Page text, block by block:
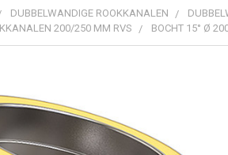
DUBBELWANDIGE ROOKKANALEN
200/250 MM RVS
BOCHT 15° Ø